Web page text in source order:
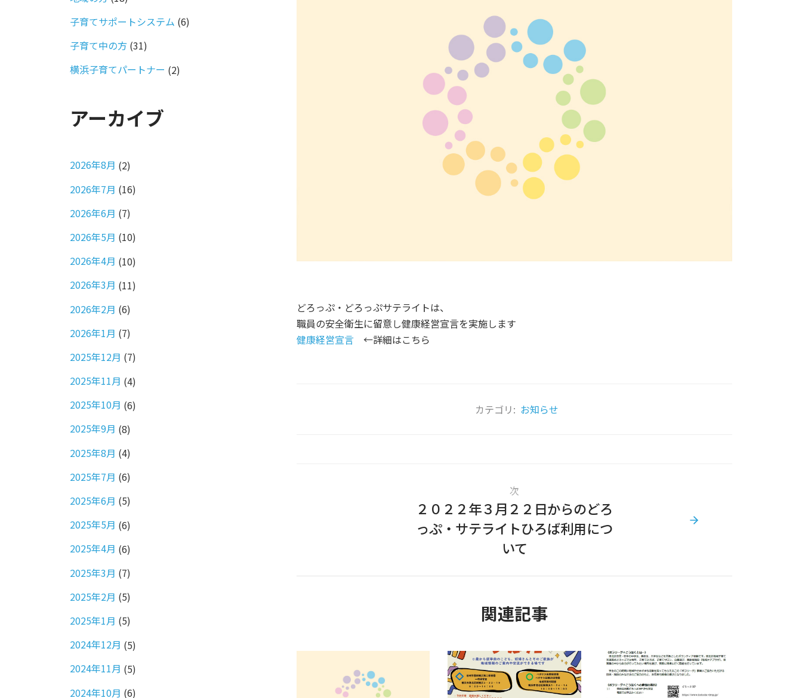
どろっぷ・どろっぷサテライトは、
職員の安全衛生に留意し健康経営宣言を実施します
健康経営宣言 ←詳細はこちら
カテゴリ: お知らせ
次
２０２２年３月２２日からのどろ
っぷ・サテライトひろば利用につ
いて
関連記事
子育てサポートシステム (6)
子育て中の方 (31)
横浜子育てパートナー (2)
アーカイブ
2026年8月 (2)
2026年7月 (16)
2026年6月 (7)
2026年5月 (10)
2026年4月 (10)
2026年3月 (11)
2026年2月 (6)
2026年1月 (7)
2025年12月 (7)
2025年11月 (4)
2025年10月 (6)
2025年9月 (8)
2025年8月 (4)
2025年7月 (6)
2025年6月 (5)
2025年5月 (6)
2025年4月 (6)
2025年3月 (7)
2025年2月 (5)
2025年1月 (5)
2024年12月 (5)
2024年11月 (5)
2024年10月 (6)